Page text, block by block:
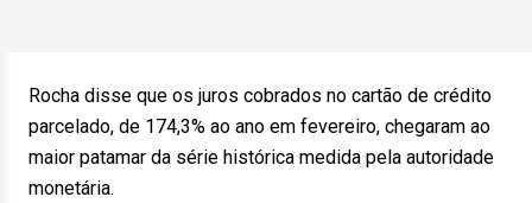
Rocha disse que os juros cobrados no cartão de crédito
parcelado, de 174,3% ao ano em fevereiro, chegaram ao
maior patamar da série histórica medida pela autoridade
monetária.